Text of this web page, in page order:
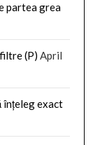
partea grea
(P) April
înțeleg exact